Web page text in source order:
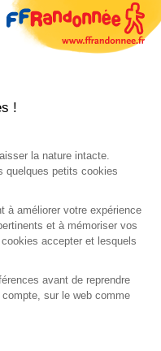
!
la nature intacte.
quelques petits cookies
à améliorer votre expérience
et à mémoriser vos
accepter et lesquels
avant de reprendre
sur le web comme